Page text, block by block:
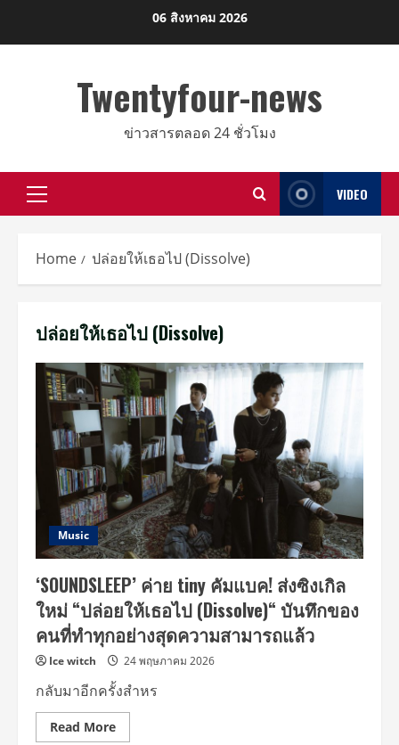
06 สิงหาคม 2026
Twentyfour-news
ข่าวสารตลอด 24 ชั่วโมง
Primary
VIDEO
Home ปล่อยให้เธอไป (Dissolve)
ปล่อยให้เธอไป (Dissolve)
Music
‘SOUNDSLEEP’ ค่าย tiny คัมแบค! ส่งซิงเกิล
ใหม่ “ปล่อยให้เธอไป (Dissolve)“ บันทึกของ
คนที่ทำทุกอย่างสุดความสามารถแล้ว
Ice witch 24 พฤษภาคม 2026
กลับมาอีกครั้งสำหร
Read MoreRead
more